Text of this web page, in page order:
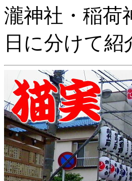
瀧神社・稲荷
日に分けて